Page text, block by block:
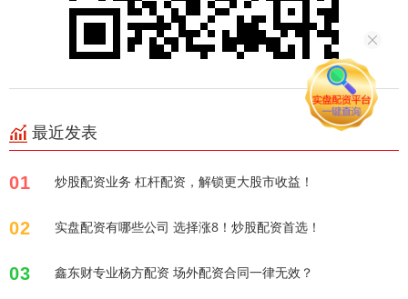
最近发表
01 炒股配资业务 杠杆配资，解锁更大股市收益！
02 实盘配资有哪些公司 选择涨8！炒股配资首选！
03 鑫东财专业杨方配资 场外配资合同一律无效？